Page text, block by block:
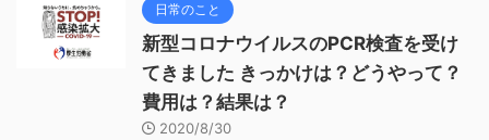
日常のこと
新型コロナウイルスのPCR検査を受け
てきました きっかけは？どうやって？
費用は？結果は？
2020/8/30